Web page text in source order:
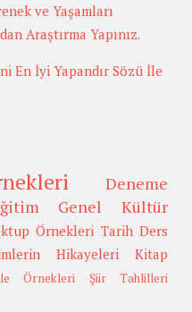
ve Yaşamları
Araştırma Yapınız.
En İyi Yapandır Sözü İle
Deneme
Genel Kültür
Örnekleri Tarih Ders
Hikayeleri
Kitap
Örnekleri Şiir Tahlilleri